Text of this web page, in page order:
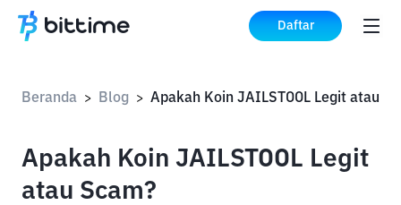
Daftar
Beranda > Blog >
Apakah Koin JAILSTOOL Legit
atau Scam?